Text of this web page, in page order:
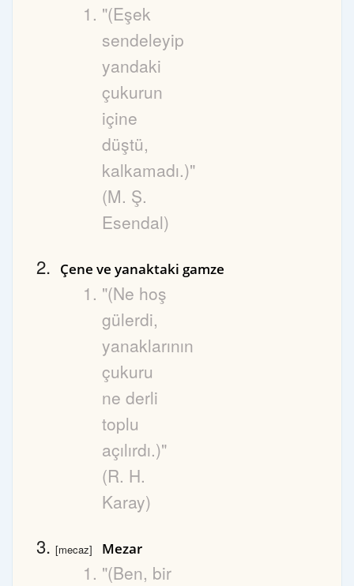
"(Eşek
sendeleyip
yandaki
çukurun
içine
düştü,
kalkamadı.)"
(M. Ş.
Esendal)
Çene ve yanaktaki gamze
"(Ne hoş
gülerdi,
yanaklarının
çukuru
ne derli
toplu
açılırdı.)"
(R. H.
Karay)
[mecaz] Mezar
"(Ben, bir